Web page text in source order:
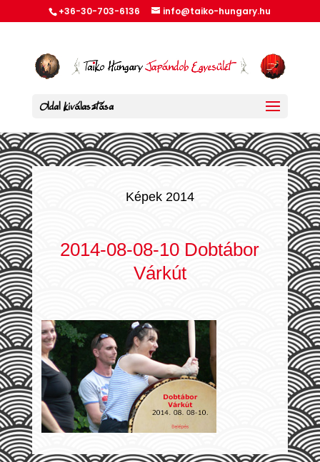
+36-30-703-6136 info@taiko-hungary.hu
Oldal kiválasztása
Képek 2014
2014-08-08-10 Dobtábor
Várkút